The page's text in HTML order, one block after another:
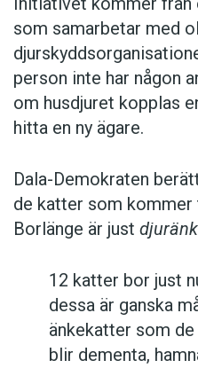
som samarbetar med
person inte har någon
om husdjuret kopplas
hitta en ny ägare.
Dala-Demokraten
de katter som
Borlänge är just
12 katter bor just
dessa är ganska
änkekatter som
blir dementa,